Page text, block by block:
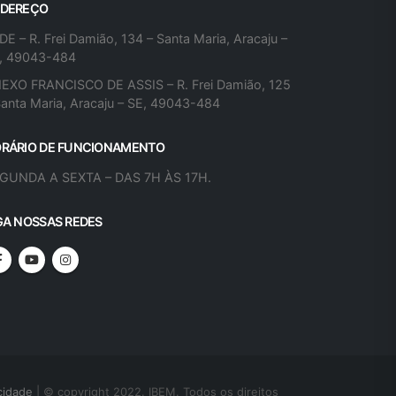
– R. Frei Damião, 134 – Santa Maria, Aracaju –
49043-484
FRANCISCO DE ASSIS – R. Frei Damião, 125
Maria, Aracaju – SE, 49043-484
DE FUNCIONAMENTO
A SEXTA – DAS 7H ÀS 17H.
NOSSAS REDES
| © copyright 2022. IBEM. Todos os direitos